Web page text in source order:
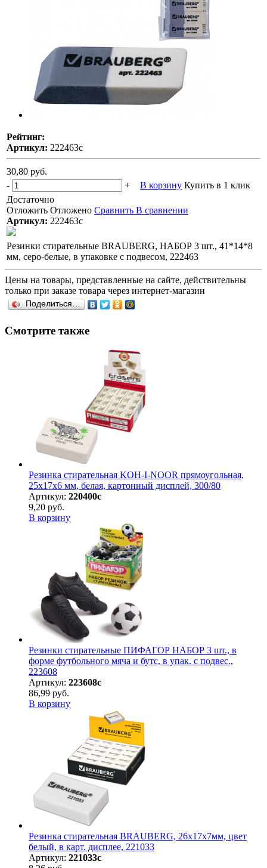
Рейтинг:
Артикул: 222463с
30,80 руб.
-
+ В корзину Купить в 1 клик
Достаточно
Отложить Отложено Сравнить В сравнении
Артикул: 222463с
Резинки стирательные BRAUBERG, НАБОР 3 шт., 41*14*8
мм, серо-белые, в упаковке с подвесом, 222463
Цены на товары, представленные на сайте, действительны
только при заказе товара через интернет-магазин
Поделиться…
Смотрите также
Резинка стирательная KOH-I-NOOR прямоугольная,
25х17х6 мм, белая, картонный дисплей, 300/80
Артикул: 220400с
9,20 руб.
В корзину
Резинки стирательные ПИФАГОР НАБОР 3 шт., в
форме футбольного мяча и бутс, в упак. с подвес.,
223608
Артикул: 223608с
86,99 руб.
В корзину
Резинка стирательная BRAUBERG, 26х17х7мм, цвет
белый, в карт. дисплее, 221033
Артикул: 221033с